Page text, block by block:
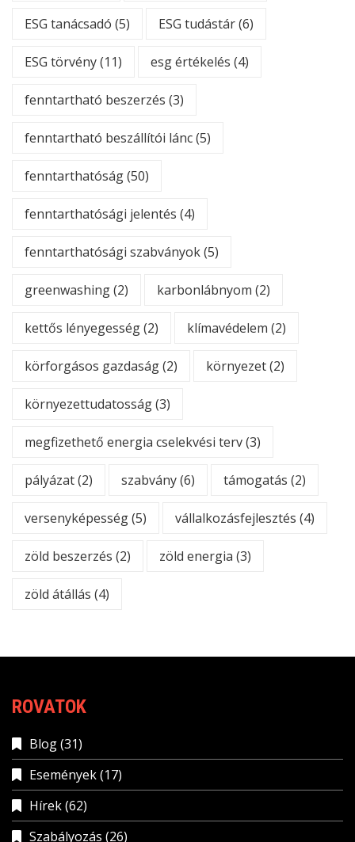
ESG tanácsadó (5) ESG tudástár(6)
ESG törvény(11) esg értékelés (4)
fenntartható beszerzés (3)
fenntartható beszállítói lánc(5)
fenntarthatóság(50)
fenntarthatósági jelentés (4)
fenntarthatósági szabványok(5)
greenwashing(2) karbonlábnyom (2)
kettős lényegesség(2) klímavédelem (2)
körforgásos gazdaság(2) környezet(2)
környezettudatosság(3)
megfizethető energia cselekvési terv(3)
pályázat(2) szabvány(6) támogatás (2)
versenyképesség(5) vállalkozásfejlesztés (4)
zöld beszerzés (2) zöld energia (3)
zöld átállás (4)
ROVATOK
Blog(31)
Események(17)
Hírek(62)
Szabályozás (26)